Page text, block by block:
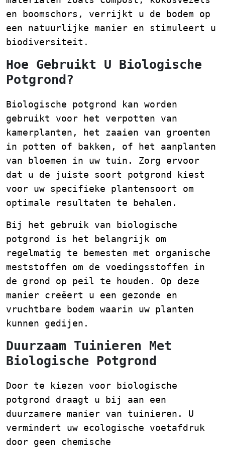
en boomschors, verrijkt u de bodem op
een natuurlijke manier en stimuleert u
biodiversiteit.
Hoe Gebruikt U Biologische
Potgrond?
Biologische potgrond kan worden
gebruikt voor het verpotten van
kamerplanten, het zaaien van groenten
in potten of bakken, of het aanplanten
van bloemen in uw tuin. Zorg ervoor
dat u de juiste soort potgrond kiest
voor uw specifieke plantensoort om
optimale resultaten te behalen.
Bij het gebruik van biologische
potgrond is het belangrijk om
regelmatig te bemesten met organische
meststoffen om de voedingsstoffen in
de grond op peil te houden. Op deze
manier creëert u een gezonde en
vruchtbare bodem waarin uw planten
kunnen gedijen.
Duurzaam Tuinieren Met
Biologische Potgrond
Door te kiezen voor biologische
potgrond draagt u bij aan een
duurzamere manier van tuinieren. U
vermindert uw ecologische voetafdruk
door geen chemische